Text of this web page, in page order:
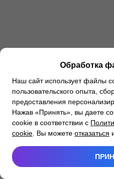
Обработка
Наш сайт использует файлы
пользовательского опыта,
предоставления
Нажав «Принять», вы даете
cookie в соответствии с
cookie . Вы можете отказаться